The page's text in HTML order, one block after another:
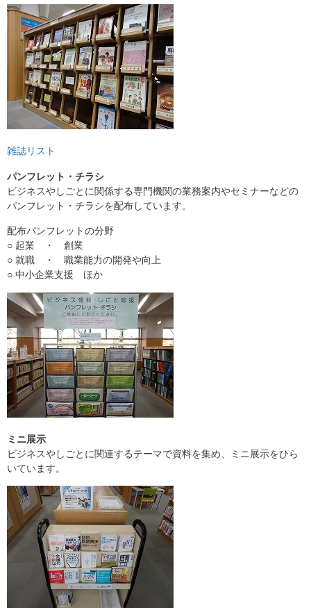
雑誌リスト
パンフレット・チラシ
ビジネスやしごとに関係する専門機関の業務案内やセミナーなどの
パンフレット・チラシを配布しています。
配布パンフレットの分野
○ 起業 ・ 創業
○ 就職 ・ 職業能力の開発や向上
○ 中小企業支援 ほか
ミニ展示
ビジネスやしごとに関連するテーマで資料を集め、ミニ展示をひら
いています。